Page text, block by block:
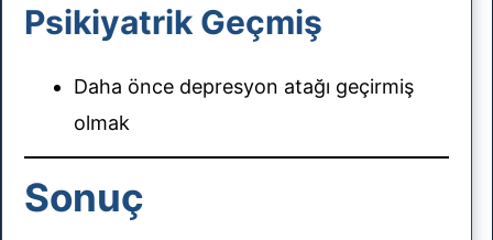
Psikiyatrik Geçmiş
Daha önce depresyon atağı geçirmiş
olmak
Sonuç